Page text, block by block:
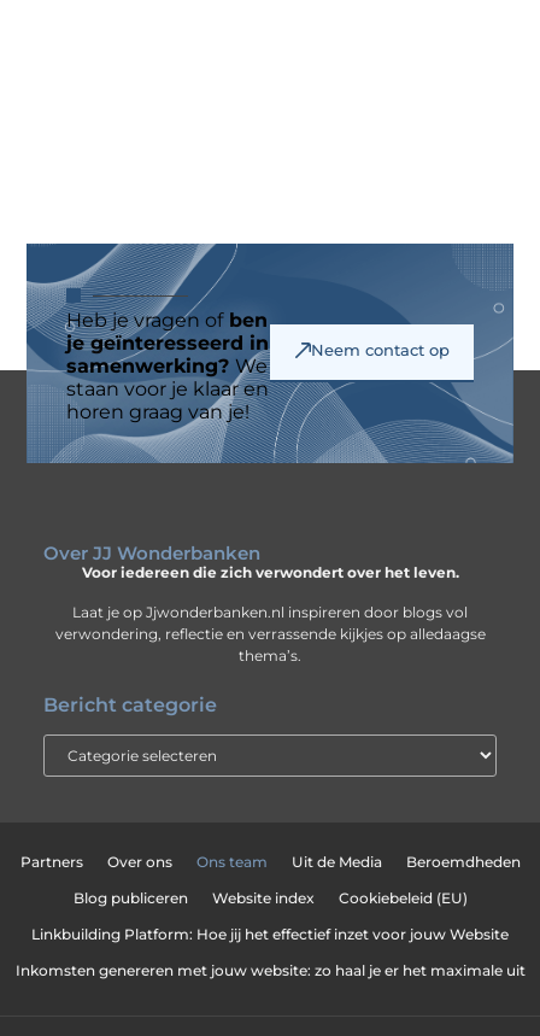
Heb je vragen ofben
je geïnteresseerd in
samenwerking? We
staan voor je klaar en
horen graag van je!
Neem contact op
Over JJ Wonderbanken
Voor iedereen die zich verwondert over het leven.
Laat je op Jjwonderbanken.nl inspireren door blogs vol
verwondering, reflectie en verrassende kijkjes op alledaagse
thema’s.
Bericht categorie
Partners Over ons Ons team Uit de Media Beroemdheden
Blog publiceren Website index Cookiebeleid (EU)
Linkbuilding Platform: Hoe jij het effectief inzet voor jouw Website
Inkomsten genereren met jouw website: zo haal je er het maximale uit